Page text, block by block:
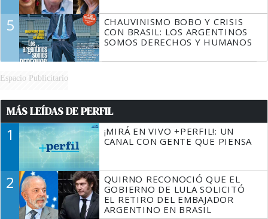
5
CHAUVINISMO BOBO Y CRISIS
CON BRASIL: LOS ARGENTINOS
SOMOS DERECHOS Y HUMANOS
Espacio Publicitario
MÁS LEÍDAS DE PERFIL
1
¡MIRÁ EN VIVO +PERFIL!: UN
CANAL CON GENTE QUE PIENSA
2
QUIRNO RECONOCIÓ QUE EL
GOBIERNO DE LULA SOLICITÓ
EL RETIRO DEL EMBAJADOR
ARGENTINO EN BRASIL